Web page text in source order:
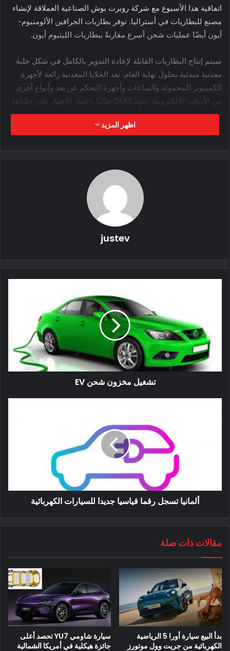
اتفاقية هذا الأسبوع مع شركة روبرت بوش الصناعية العملاقة لإنشاء
مصنع للبطاريات في أستراليا. توفر بطاريات الجرافين الألومنيوم-
أيون أيضًا عمليات شحن أسرع مقارنةً ببطاريات الليثيوم أيون.
سيتم إنتاج البطاريات القابلة لإعادة التدوير بالكامل في شكل خلية
معدنية مبدئية بحلول نهاية العام. تعد الخلايا المعدنية رائعة لأجهزة
الكمبيوتر المحمولة والساعات وأجهزة التحكم عن بعد وأنواع أخرى
من الأدوات الإلكترونية. تقوم GMG حاليًا باختبار الإجهاد على خلاياها
المعدنية عن طريق شحن النماذج الأولية في ميكروثانية لمحاولة
العثور على نهاية العمر الافتراضي المفيد للخلية.
الكيمياء. تعد خلايا الحقيبة أكثر ملاءمة للمركبات الكهربائية والأجهزة
اللوحية وأجهزة الكمبيوتر المحمولة والهواتف الذكية. تستخدم معظم
السيارات الكهربائية (تسلا ، بخلاياها الأسطوانية ، الاستثناء) الحقيبة
تعد كيمياء الجرافين والألومنيوم والأيون بشحن فائق السرعة يمكن
أن يقضي على قلق النطاق ليس عن طريق إطالة المسافات بين
تحتوي الخلايا أيضًا على ثلاثة أضعاف طاقة أفضل الخلايا المنافسة
القائمة على الألمنيوم أيضًا ، وبدون حد أعلى للأمبير ، فهي ليست
عرضة للحرائق الحرارية الجامحة التي تصدرت عناوين الصحف من
خلايا الليثيوم أيون مؤخرًا.
كان طراز S Plaid من Tesla في دائرة الضوء من المجلس الوطني
Energy Solution. كانت خلايا LG أيضًا وراء استدعاء Hyundais
اللوحية. أجهزة الكمبيوتر المحمولة.
خلف مخاطر حريق الليثيوم
تعتبر الحرائق الحرارية المنبعثة من بطاريات الليثيوم طاردة للحرارة
، مما يعني أنها تولد الحرارة الخاصة بها وتطلقها خارج حدودها ، مما
يجعل إخمادها صعبًا للغاية.
اظهر المزيد
justev
تشغيل مخزون شحن EV
ألمانيا تسجل رقما قياسيا جديدا للسيارات الكهربائية
مقالات ذات صلة
بدأ البيع سيارة أورا 5 الرياضية
الكهربائية من جريت وول موتورز
سيارة شاومي YU7 تحصد أعلى
جائزة هيكلية في أمريكا الشمالية